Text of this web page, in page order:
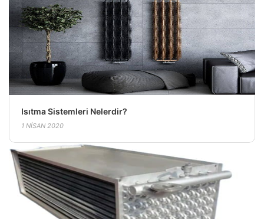
Isıtma Sistemleri Nelerdir?
1 NISAN 2020